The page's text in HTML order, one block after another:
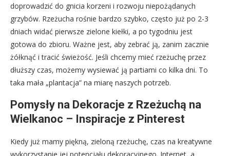
doprowadzić do gnicia korzeni i rozwoju niepożądanych
grzybów. Rzeżucha rośnie bardzo szybko, często już po 2-3
dniach widać pierwsze zielone kiełki, a po tygodniu jest
gotowa do zbioru. Ważne jest, aby zebrać ją, zanim zacznie
żółknąć i tracić świeżość. Jeśli chcemy mieć rzeżuchę przez
dłuższy czas, możemy wysiewać ją partiami co kilka dni. To
taka mała „plantacja” na miarę naszych potrzeb.
Pomysły na Dekoracje z Rzeżuchą na
Wielkanoc – Inspiracje z Pinterest
Kiedy już mamy piękną, zieloną rzeżuchę, czas na kreatywne